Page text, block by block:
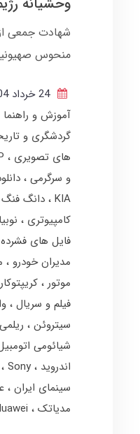
شهادت جمعی
منحوس
24 خرداد 1404
آموزش و راهنما
گردشگری و
های تصویری
و سرگرمی
KIA دانگ فنگ
کامپیوتری
نوبیا
فایل های فشرده
مدیران خودرو
موتور
فیلم و سریال
سیتروئن
ریلمی
شیائومی
اندروید
Sony
سینمای ایران
مدیاتک